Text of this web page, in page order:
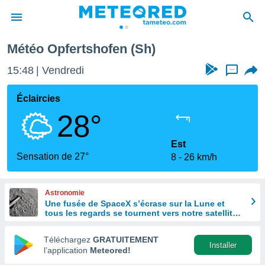
de
en
Météo Opfertshofen (Sh)
15:48 Vendredi ...
Éclaircies
28°
Sensation de 27°
Est
8
26 km/h
Astronomie
Une fusée de SpaceX s’écrase sur la Lune et
tous les regards se tournent vers notre satellite à
Téléchargez GRATUITEMENT
l’application Meteored!
Installer